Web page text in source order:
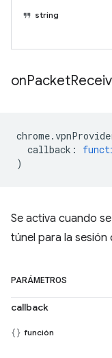
string
onPacket
chrome.
callback :
)
Se activa cuando
túnel para la sesión
PARÁMETROS
callback
función